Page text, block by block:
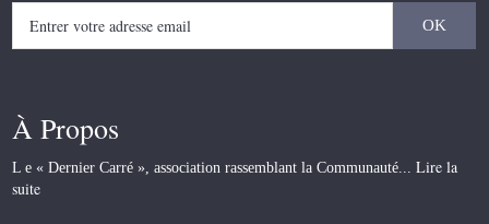
À Propos
L e « Dernier Carré », association rassemblant la Communauté... Lire la
suite